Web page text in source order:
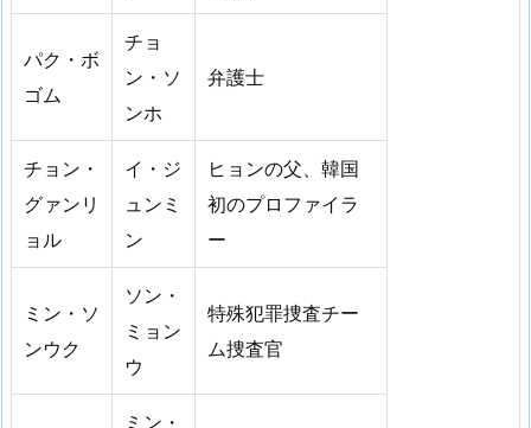
パク・ボ
ゴム
チョ
ン・ソ
ンホ
弁護士
チョン・
グァンリ
ョル
イ・ジ
ュンミ
ン
ヒョンの父、韓国
初のプロファイラ
ー
ミン・ソ
ンウク
ソン・
ミョン
ウ
特殊犯罪捜査チー
ム捜査官
ミン・